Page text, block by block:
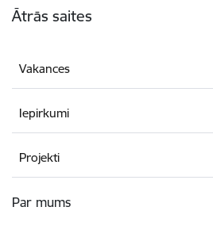
Ātrās saites
Vakances
Iepirkumi
Projekti
Par mums